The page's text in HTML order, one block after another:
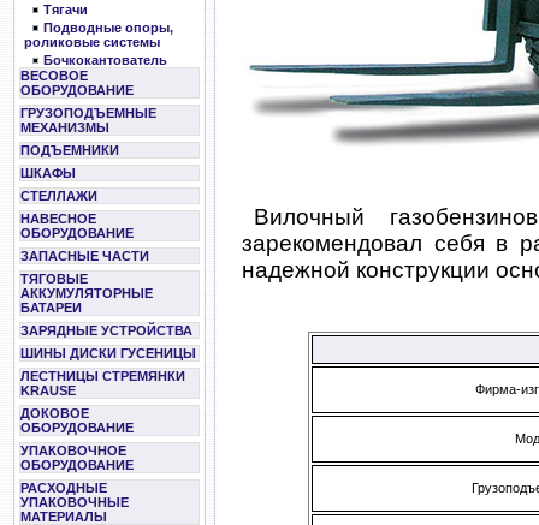
Тягачи
Подводные опоры,
роликовые системы
Бочкокантователь
ВЕСОВОЕ
ОБОРУДОВАНИЕ
ГРУЗОПОДЪЕМНЫЕ
МЕХАНИЗМЫ
ПОДЪЕМНИКИ
ШКАФЫ
СТЕЛЛАЖИ
НАВЕСНОЕ
ОБОРУДОВАНИЕ
ЗАПАСНЫЕ ЧАСТИ
ТЯГОВЫЕ
АККУМУЛЯТОРНЫЕ
БАТАРЕИ
ЗАРЯДНЫЕ УСТРОЙСТВА
ШИНЫ ДИСКИ ГУСЕНИЦЫ
ЛЕСТНИЦЫ СТРЕМЯНКИ
KRAUSE
ДОКОВОЕ
ОБОРУДОВАНИЕ
УПАКОВОЧНОЕ
ОБОРУДОВАНИЕ
РАСХОДНЫЕ
УПАКОВОЧНЫЕ
МАТЕРИАЛЫ
Вилочный
зарекомендовал себя в
надежной конструкции
Фирма-